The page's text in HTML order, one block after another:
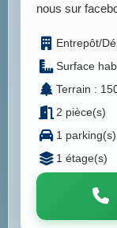
nous sur
Entrepôt/
Surface
Terrain :
2 pièce(s)
1 parking(s)
1 étage(s)